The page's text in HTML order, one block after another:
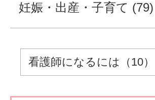
妊娠・出産・子育て (79)
看護師になるには（10）